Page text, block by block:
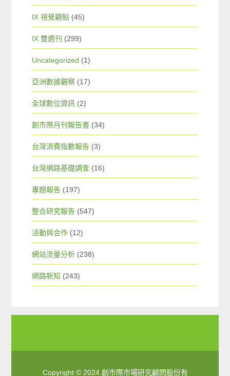
IX 視覺觀點 (45)
IX 雙週刊 (299)
Uncategorized (1)
亞洲數據觀察 (17)
全球數位資訊 (2)
創市際月刊報告書 (34)
台灣消費指數報告 (3)
台灣網路基礎調查 (16)
專題報告 (197)
整合研究報告 (547)
活動與合作 (12)
網站流量分析 (238)
網路新知 (243)
Copyright © 2024 創市際市場研究顧問股份有